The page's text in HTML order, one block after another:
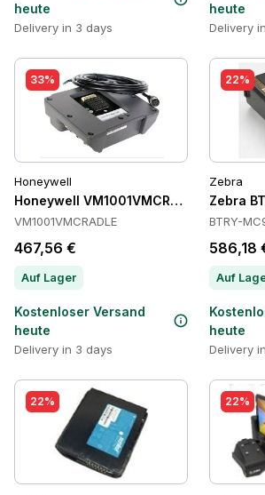
heute
Delivery in 3 days
heute
Delivery
33%
Honeywell
Honeywell VM1001VMCRADLE Cradles
VM1001VMCRADLE
467,56 €
Auf Lager
Kostenloser Versand
heute
Delivery in 3 days
22%
Zebra
Zebra
BTRY-
586,18
Auf
heute
Delivery
22% 22%